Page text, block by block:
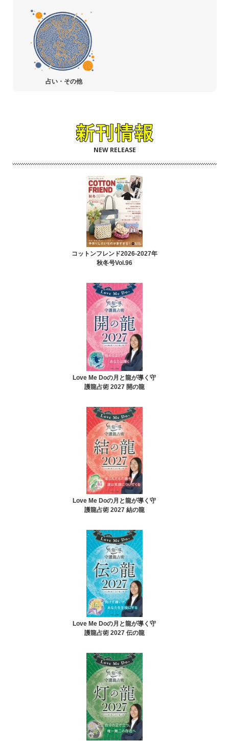
占い・その他
NEW RELEASE
コットンフレンド2026-2027年
秋冬号Vol.96
Love Me Doの月と龍が導く守
護龍占術 2027 開の龍
Love Me Doの月と龍が導く守
護龍占術 2027 結の龍
Love Me Doの月と龍が導く守
護龍占術 2027 伝の龍